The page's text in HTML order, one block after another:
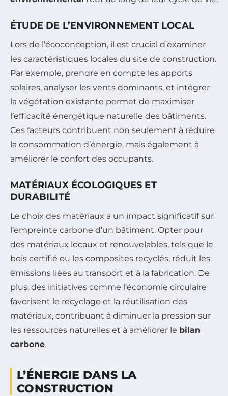
ÉTUDE DE L’ENVIRONNEMENT LOCAL
Lors de l’écoconception, il est crucial d’examiner
les caractéristiques locales du site de construction.
Par exemple, prendre en compte les apports
solaires, analyser les vents dominants, et intégrer
la végétation existante permet de maximiser
l’efficacité énergétique naturelle des bâtiments.
Ces facteurs contribuent non seulement à réduire
la consommation d’énergie, mais également à
améliorer le confort des occupants.
MATÉRIAUX ÉCOLOGIQUES ET
DURABILITÉ
Le choix des matériaux a un impact significatif sur
l’empreinte carbone d’un bâtiment. Opter pour
des matériaux locaux et renouvelables, tels que le
bois certifié ou les composites recyclés, réduit les
émissions liées au transport et à la fabrication. De
plus, des initiatives comme l’économie circulaire
favorisent le recyclage et la réutilisation des
matériaux, contribuant à diminuer la pression sur
les ressources naturelles et à améliorer le bilan
carbone.
L’ÉNERGIE DANS LA
CONSTRUCTION